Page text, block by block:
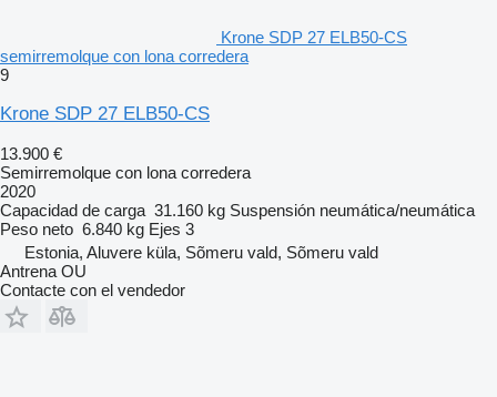
Krone SDP 27 ELB50-CS
semirremolque con lona corredera
9
Krone SDP 27 ELB50-CS
13.900 €
Semirremolque con lona corredera
2020
Capacidad de carga 31.160 kg Suspensión neumática/neumática
Peso neto 6.840 kg Ejes 3
Estonia, Aluvere küla, Sõmeru vald, Sõmeru vald
Antrena OU
Contacte con el vendedor